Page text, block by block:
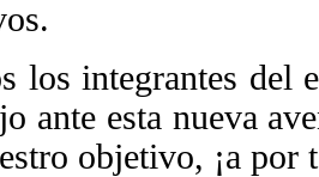
los integrantes del
ante esta nueva
objetivo, ¡a por